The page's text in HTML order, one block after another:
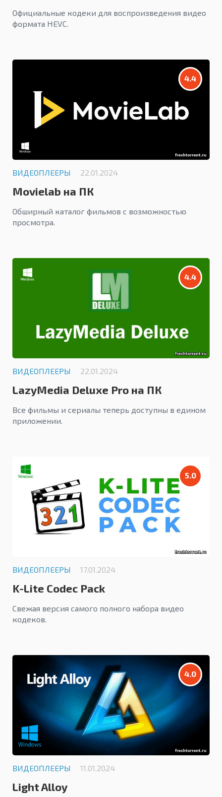
Официальные кодеки для воспроизведения видео
формата HEVC.
4.4
ВИДЕОПЛЕЕРЫ 22.01.2024
Movielab на ПК
Обширный каталог фильмов с возможностью
просмотра.
4.4
ВИДЕОПЛЕЕРЫ 22.01.2024
LazyMedia Deluxe Pro на ПК
Все фильмы и сериалы теперь доступны в едином
приложении.
5.0
ВИДЕОПЛЕЕРЫ 17.01.2024
K-Lite Codec Pack
Свежая версия самого полного набора видео
кодеков.
4.0
ВИДЕОПЛЕЕРЫ 11.01.2024
Light Alloy